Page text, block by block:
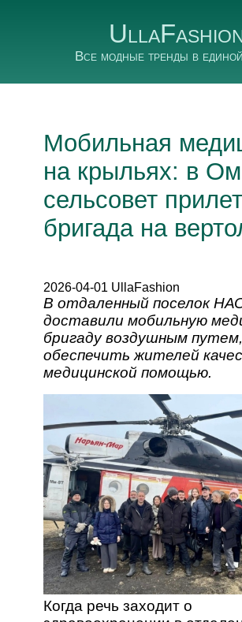
Все модные тренды в
Мобильная
на крыльях: в
сельсовет
бригада на
2026-04-01 UllaFashion
В отдаленный поселок
доставили мобильную
бригаду воздушным
обеспечить жителей
медицинской помощью.
Когда речь заходит о